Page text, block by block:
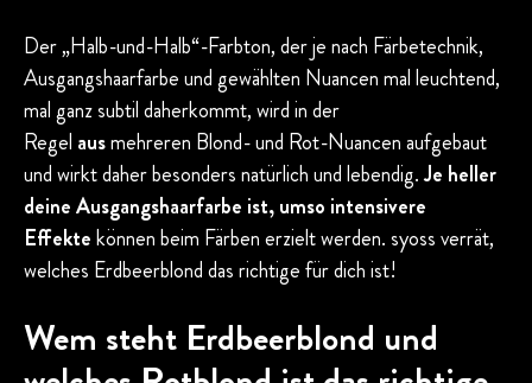
Der „Halb-und-Halb“-Farbton, der je nach Färbetechnik,
Ausgangshaarfarbe und gewählten Nuancen mal leuchtend,
mal ganz subtil daherkommt, wird in der
Regel ausmehreren Blond- und Rot-Nuancen aufgebaut
und wirkt daher besonders natürlich und lebendig.Je heller
deine Ausgangshaarfarbe ist, umso intensivere
Effektekönnen beim Färben erzielt werden. syoss verrät,
welches Erdbeerblond das richtige für dich ist!
Wem steht Erdbeerblond und